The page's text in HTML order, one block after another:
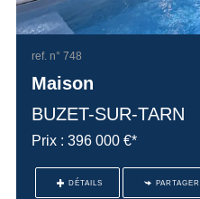
ref. n° 748
Maison
BUZET-SUR-TARN
Prix : 396 000 €*
DÉTAILS PARTAGER